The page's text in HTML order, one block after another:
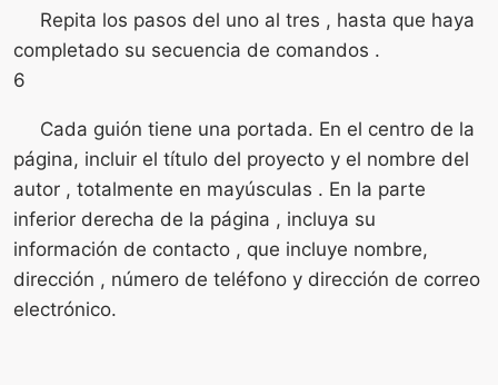
Repita los pasos del uno al tres , hasta que haya
completado su secuencia de comandos .
6
Cada guión tiene una portada. En el centro de la
página, incluir el título del proyecto y el nombre del
autor , totalmente en mayúsculas . En la parte
inferior derecha de la página , incluya su
información de contacto , que incluye nombre,
dirección , número de teléfono y dirección de correo
electrónico.